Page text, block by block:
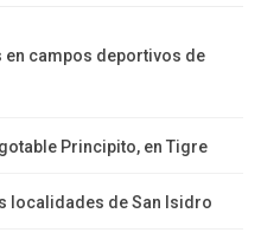
campos deportivos de
Principito, en Tigre
localidades de San Isidro